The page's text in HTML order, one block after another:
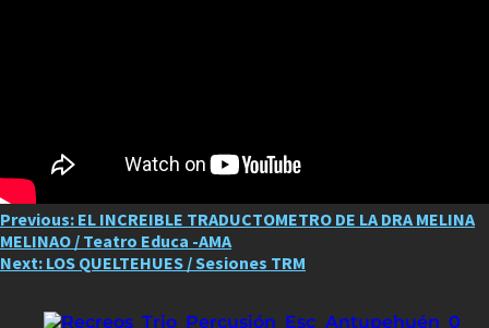
Post
navigation
Previous: EL INCREIBLE TRADUCTOMETRO DE LA DRA MELINA
MELINAO / Teatro Educa -AMA
Next: LOS QUELTEHUES / Sesiones TRM